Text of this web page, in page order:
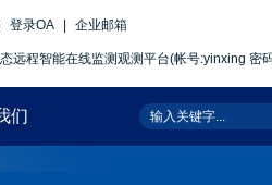
登录OA 企业邮箱
远程智能在线监测观测平台(帐号:yinxing 密
们